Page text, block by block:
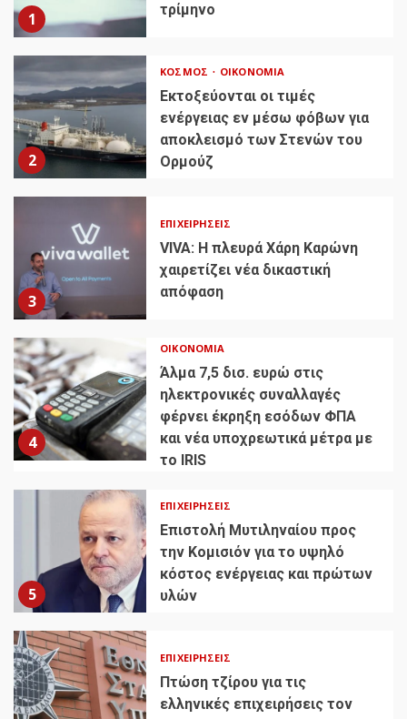
1
τρίμηνο
2
ΚΌΣΜΟΣ ΟΙΚΟΝΟΜΊΑ
Εκτοξεύονται οι τιμές
ενέργειας εν μέσω φόβων για
αποκλεισμό των Στενών του
Ορμούζ
3
ΕΠΙΧΕΙΡΉΣΕΙΣ
VIVA: Η πλευρά Χάρη Καρώνη
χαιρετίζει νέα δικαστική
απόφαση
4
ΟΙΚΟΝΟΜΊΑ
Άλμα 7,5 δισ. ευρώ στις
ηλεκτρονικές συναλλαγές
φέρνει έκρηξη εσόδων ΦΠΑ
και νέα υποχρεωτικά μέτρα με
το IRIS
5
ΕΠΙΧΕΙΡΉΣΕΙΣ
Επιστολή Μυτιληναίου προς
την Κομισιόν για το υψηλό
κόστος ενέργειας και πρώτων
υλών
ΕΠΙΧΕΙΡΉΣΕΙΣ
Πτώση τζίρου για τις
ελληνικές επιχειρήσεις τον